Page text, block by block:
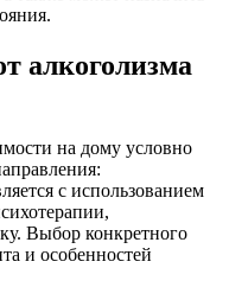
алкоголизма
на дому условно
с использованием
Выбор конкретного
и особенностей